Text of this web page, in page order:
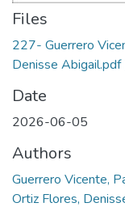
Files
227- Guerrero
Denisse Abigail.pdf
Date
2026-06-05
Authors
Guerrero Vicente,
Ortiz Flores,